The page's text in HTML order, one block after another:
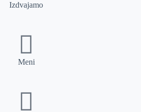
Izdvajamo
Meni